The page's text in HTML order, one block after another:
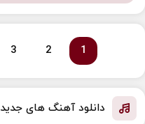
1
2
3
دانلود آهنگ های جدید